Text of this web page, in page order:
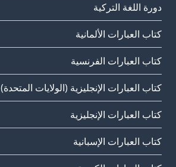
دورة اللغة التركية
كتاب العبارات الألمانية
كتاب العبارات الفرنسية
كتاب العبارات الإنجليزية (الولايات المتحدة)
كتاب العبارات الإنجليزية
كتاب العبارات الإسبانية